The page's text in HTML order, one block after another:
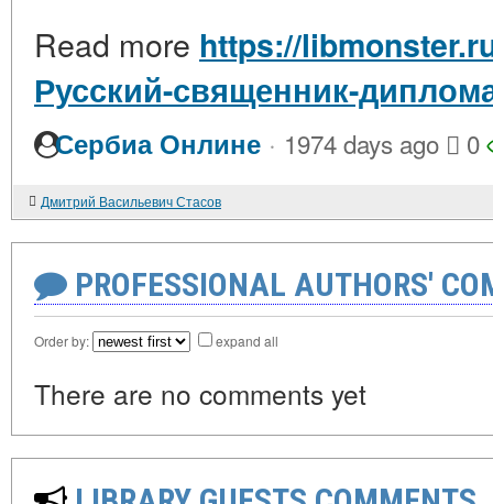
Read more https://
Русский-священник-
Сербиа Онлине · 1974 days ago 0
Дмитрий Васильевич Стасов
PROFESSIONAL AUTHORS'
Order by: expand all
There are no comments yet